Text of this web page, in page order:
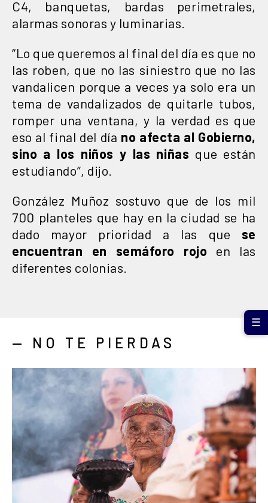
C4, banquetas, bardas perimetrales,
alarmas sonoras y luminarias.
“Lo que queremos al final del día es que no
las roben, que no las siniestro que no las
vandalicen porque a veces ya solo era un
tema de vandalizados de quitarle tubos,
romper una ventana, y la verdad es que
eso al final del día no afecta al Gobierno,
sino a los niños y las niñas que están
estudiando”, dijo.
González Muñoz sostuvo que de los mil
700 planteles que hay en la ciudad se ha
dado mayor prioridad a las que se
encuentran en semáforo rojo en las
diferentes colonias.
— NO TE PIERDAS
☰